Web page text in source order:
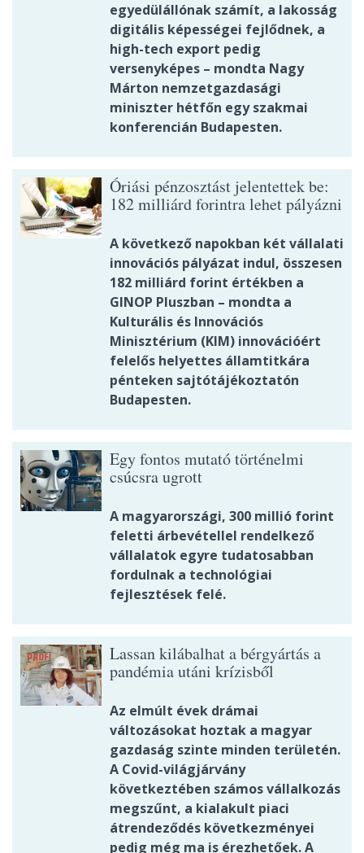
egyedülállónak számít, a lakosság
digitális képességei fejlődnek, a
high-tech export pedig
versenyképes – mondta Nagy
Márton nemzetgazdasági
miniszter hétfőn egy szakmai
konferencián Budapesten.
Óriási pénzosztást jelentettek be:
182 milliárd forintra lehet pályázni
A következő napokban két vállalati
innovációs pályázat indul, összesen
182 milliárd forint értékben a
GINOP Pluszban – mondta a
Kulturális és Innovációs
Minisztérium (KIM) innovációért
felelős helyettes államtitkára
pénteken sajtótájékoztatón
Budapesten.
Egy fontos mutató történelmi
csúcsra ugrott
A magyarországi, 300 millió forint
feletti árbevétellel rendelkező
vállalatok egyre tudatosabban
fordulnak a technológiai
fejlesztések felé.
Lassan kilábalhat a bérgyártás a
pandémia utáni krízisből
Az elmúlt évek drámai
változásokat hoztak a magyar
gazdaság szinte minden területén.
A Covid-világjárvány
következtében számos vállalkozás
megszűnt, a kialakult piaci
átrendeződés következményei
pedig még ma is érezhetőek. A